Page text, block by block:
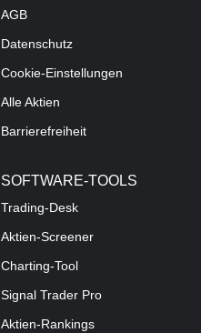
AGB
Datenschutz
Cookie-Einstellungen
Alle Aktien
Barrierefreiheit
SOFTWARE-TOOLS
Trading-Desk
Aktien-Screener
Charting-Tool
Signal Trader Pro
Aktien-Rankings